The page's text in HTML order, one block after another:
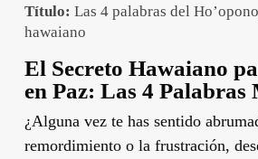
Título: Las 4 palabras del
hawaiano
El Secreto Hawaiano
en Paz: Las 4 Palabras
¿Alguna vez te has sentido
remordimiento o la frustración,